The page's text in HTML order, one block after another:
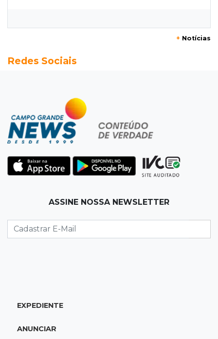
MS terá chuvas isoladas, calor de 37ºC e
Jogo Aberto
Na fila do banco, ex-deputado faz campanha
pra prefeitura
Técnico de carnes e resgatista são destaques
entre vagas abertas nesta 5ª
Chamas altas avançam sobre área de mata em
Chapadão do Sul
Time de MS vai enfrentar equipe gaúcha por
+ Notícias
Redes Sociais
ASSINE NOSSA NEWSLETTER
EXPEDIENTE
ANUNCIAR